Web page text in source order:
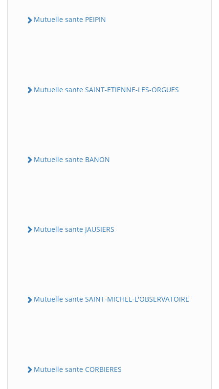
Mutuelle sante PEIPIN
Mutuelle sante SAINT-ETIENNE-LES-ORGUES
Mutuelle sante BANON
Mutuelle sante JAUSIERS
Mutuelle sante SAINT-MICHEL-L'OBSERVATOIRE
Mutuelle sante CORBIERES